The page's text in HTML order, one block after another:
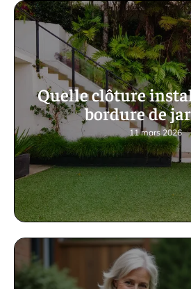
Quelle clôture
bordure de
11 mars 2026